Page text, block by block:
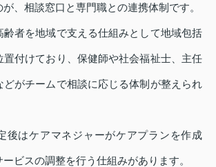
、相談窓口と専門職との連携体制です。
齢者を地域で支える仕組みとして地域包括
置付けており、保健師や社会福祉士、主任
どがチームで相談に応じる体制が整えられ
後はケアマネジャーがケアプランを作成
ビスの調整を行う仕組みがあります。